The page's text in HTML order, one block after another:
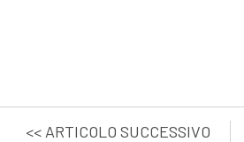
<< ARTICOLO SUCCESSIVO